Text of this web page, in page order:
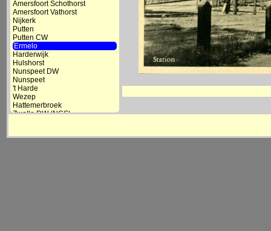
Amersfoort Schothorst
Amersfoort Vathorst
Nijkerk
Putten
Putten CW
Ermelo
Harderwijk
Hulshorst
Nunspeet DW
Nunspeet
't Harde
Wezep
Hattemerbroek
Zwolle DW (NCS)
- Opstelterrein